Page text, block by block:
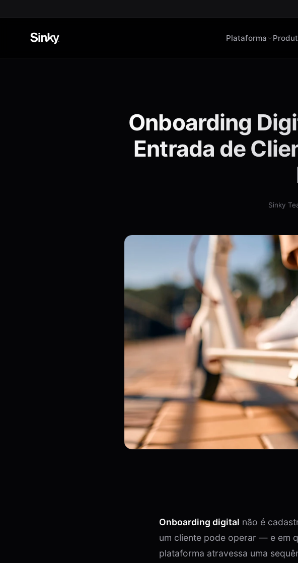
Plataforma
Onboarding
Entrada de
Sinky
Onboarding digital não é
um cliente pode operar — e em
plataforma atravessa uma